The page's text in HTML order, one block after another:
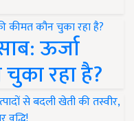
ऊर्जा
रहा है?